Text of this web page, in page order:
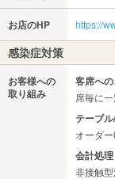
お店のHP https://
感染症対策
お客様への
取り組み
客席へ
席毎に
テーブ
オーダ
会計処理
非接触